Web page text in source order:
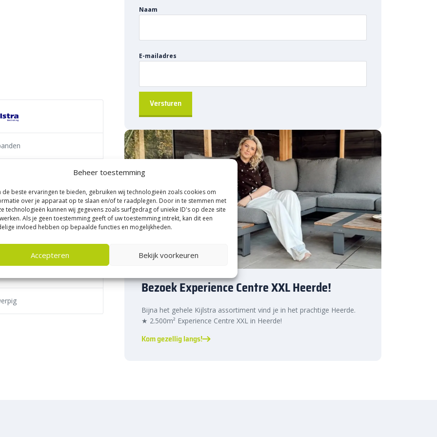
Beheer toestemming
de beste ervaringen te bieden, gebruiken wij technologieën zoals cookies om
over je apparaat op te slaan en/of te raadplegen. Door in te stemmen met
technologieën kunnen wij gegevens zoals surfgedrag of unieke ID's op deze site
Als je geen toestemming geeft of uw toestemming intrekt, kan dit een
invloed hebben op bepaalde functies en mogelijkheden.
Accepteren Bekijk voorkeuren
en snelwegen. Deze
tussen de rijbaan
Het uitwendige
voor projecten die
RWS-band
B.V.
bocht r=5
dienen als effectieve
wegen. Ze helpen het verkeer
wat bijdraagt aan de
zijn bestand tegen de
weersomstandigheden,
tinten
Naam
E-mailadres
Bezoek Experience Centre XXL Heerde!
Bijna het gehele Kijlstra assortiment vind je in het prachtige Heerde.
★ 2.500m² Experience Centre XXL in Heerde!
Kom gezellig langs!